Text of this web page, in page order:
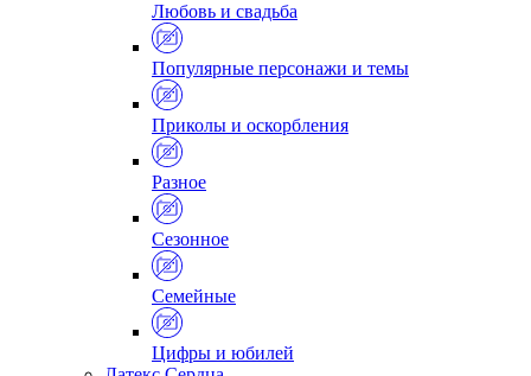
Любовь и свадьба
Популярные персонажи и темы
Приколы и оскорбления
Разное
Сезонное
Семейные
Цифры и юбилей